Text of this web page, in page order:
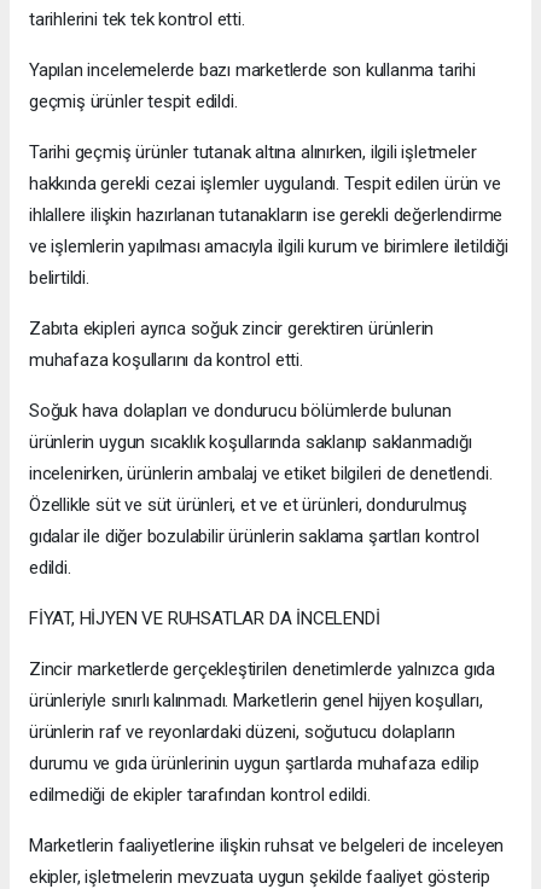
tarihlerini tek tek kontrol etti.
Yapılan incelemelerde bazı marketlerde son kullanma tarihi
geçmiş ürünler tespit edildi.
Tarihi geçmiş ürünler tutanak altına alınırken, ilgili işletmeler
hakkında gerekli cezai işlemler uygulandı. Tespit edilen ürün ve
ihlallere ilişkin hazırlanan tutanakların ise gerekli değerlendirme
ve işlemlerin yapılması amacıyla ilgili kurum ve birimlere iletildiği
belirtildi.
Zabıta ekipleri ayrıca soğuk zincir gerektiren ürünlerin
muhafaza koşullarını da kontrol etti.
Soğuk hava dolapları ve dondurucu bölümlerde bulunan
ürünlerin uygun sıcaklık koşullarında saklanıp saklanmadığı
incelenirken, ürünlerin ambalaj ve etiket bilgileri de denetlendi.
Özellikle süt ve süt ürünleri, et ve et ürünleri, dondurulmuş
gıdalar ile diğer bozulabilir ürünlerin saklama şartları kontrol
edildi.
FİYAT, HİJYEN VE RUHSATLAR DA İNCELENDİ
Zincir marketlerde gerçekleştirilen denetimlerde yalnızca gıda
ürünleriyle sınırlı kalınmadı. Marketlerin genel hijyen koşulları,
ürünlerin raf ve reyonlardaki düzeni, soğutucu dolapların
durumu ve gıda ürünlerinin uygun şartlarda muhafaza edilip
edilmediği de ekipler tarafından kontrol edildi.
Marketlerin faaliyetlerine ilişkin ruhsat ve belgeleri de inceleyen
ekipler, işletmelerin mevzuata uygun şekilde faaliyet gösterip